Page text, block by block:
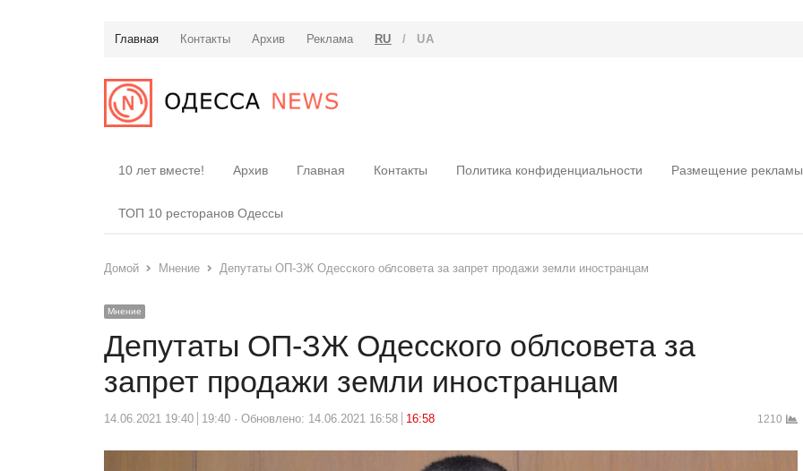
Главная Контакты Архив Реклама RU / UA
10 лет вместе! Архив Главная Контакты Политика конфиденциальности Размещение рекламы
ТОП 10 ресторанов Одессы
Домой Мнение Депутаты ОП-ЗЖ Одесского облсовета за запрет продажи земли иностранцам
Мнение
Депутаты ОП-ЗЖ Одесского облсовета за
запрет продажи земли иностранцам
14.06.2021 19:40 19:40 Обновлено: 14.06.2021 16:58 16:58 1210